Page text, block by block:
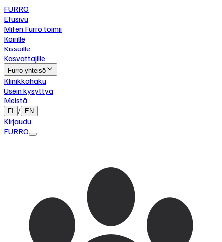
FURRO
Etusivu
Miten Furro toimii
Koirille
Kissoille
Kasvattajille
Furro-yhteisö
Klinikkahaku
Usein kysyttyä
Meistä
FI / EN
Kirjaudu
FURRO